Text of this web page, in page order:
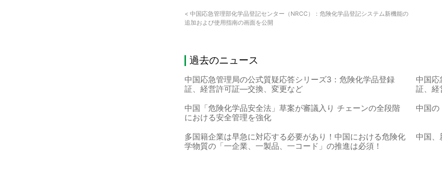
<中国応急管理部化学品登記センター（NRCC）：危険化学品登記システム新機能の
追加および使用指南の画面を公開
過去のニュース
中国応急管理局の公式質疑応答シリーズ3：危険化学品登録
証、経営許可証―交換、変更など
中国応
証、
中国「危険化学品安全法」草案が審議入り チェーンの全段階
における安全管理を強化
中国の
多国籍企業は早急に対応する必要があり！中国における危険化
学物質の「一企業、一製品、一コード」の推進は必須！
中国